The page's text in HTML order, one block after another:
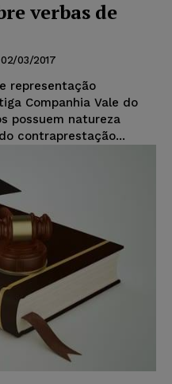
verbas de
02/03/2017
representação
Companhia Vale do
possuem natureza
contraprestação...